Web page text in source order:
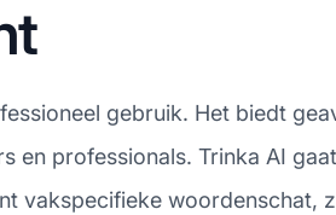
gebruik. Het biedt
en professionals. Trinka AI
vakspecifieke woordenschat,